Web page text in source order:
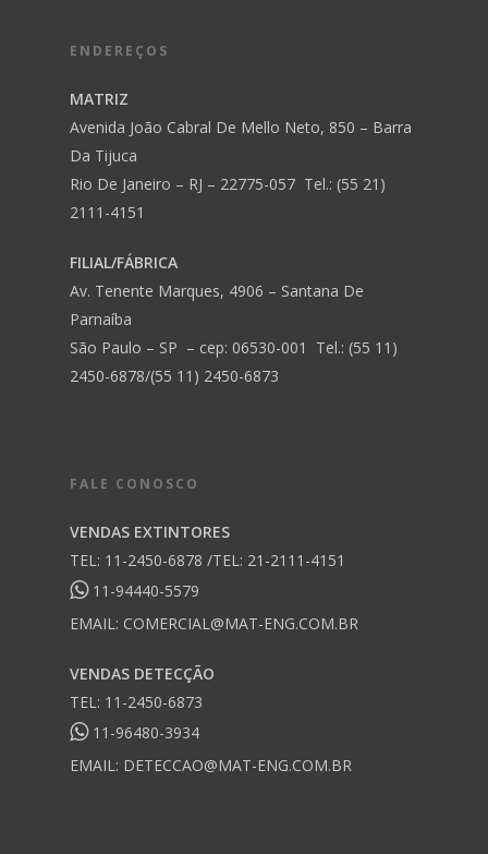
ENDEREÇOS
MATRIZ
Avenida João Cabral De Mello Neto, 850 – Barra
Da Tijuca
Rio De Janeiro – RJ – 22775-057 Tel.: (55 21)
2111-4151
FILIAL/FÁBRICA
Av. Tenente Marques, 4906 – Santana De
Parnaíba
São Paulo – SP – cep: 06530-001 Tel.: (55 11)
2450-6878/(55 11) 2450-6873
FALE CONOSCO
VENDAS EXTINTORES
TEL: 11-2450-6878 /TEL: 21-2111-4151
11-94440-5579
EMAIL: COMERCIAL@MAT-ENG.COM.BR
VENDAS DETECÇÃO
TEL: 11-2450-6873
11-96480-3934
EMAIL: DETECCAO@MAT-ENG.COM.BR